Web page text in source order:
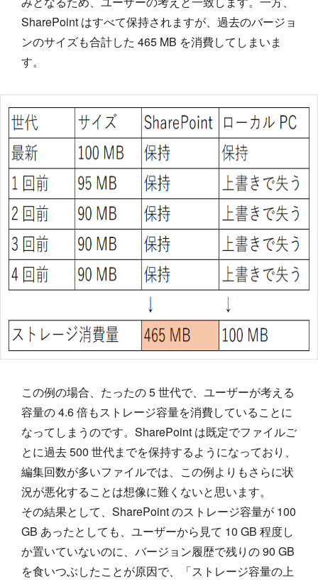
SharePoint はすべて保持されますが、過去のバージョ
ンのサイズも合計した 465 MB を消費してしまいま
す。
この例の場合、たったの 5 世代で、ユーザーが考える
容量の 4.6 倍もストレージ容量を消費していることに
なってしまうのです。SharePoint は既定でファイルご
とに過去 500 世代までを保持するようになっており、
編集回数が多いファイルでは、この例よりもさらに状
況が悪化することは想像に難くないと思います。
その結果として、SharePoint のストレージ容量が 100
GB あったとしても、ユーザーから見て 10 GB 程度し
か置いていないのに、バージョン履歴で残りの 90 GB
を食いつぶしたことが原因で、「ストレージ容量の上